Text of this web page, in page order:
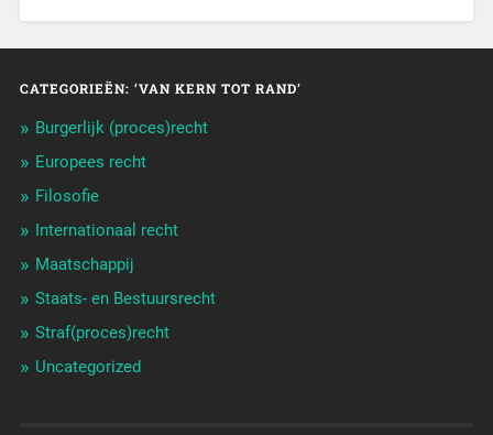
CATEGORIEËN: ‘VAN KERN TOT RAND’
Burgerlijk (proces)recht
Europees recht
Filosofie
Internationaal recht
Maatschappij
Staats- en Bestuursrecht
Straf(proces)recht
Uncategorized